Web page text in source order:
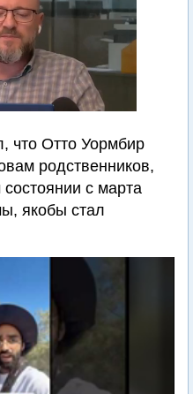
что Отто Уормбир
родственников,
с марта
якобы стал